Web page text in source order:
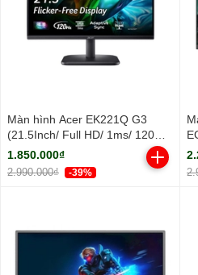
Màn hình Acer EK221Q G3
(21.5Inch/ Full HD/ 1ms/ 120Hz/
250cd/m2/ IPS)
1.850.000₫
2.990.000₫ -39%